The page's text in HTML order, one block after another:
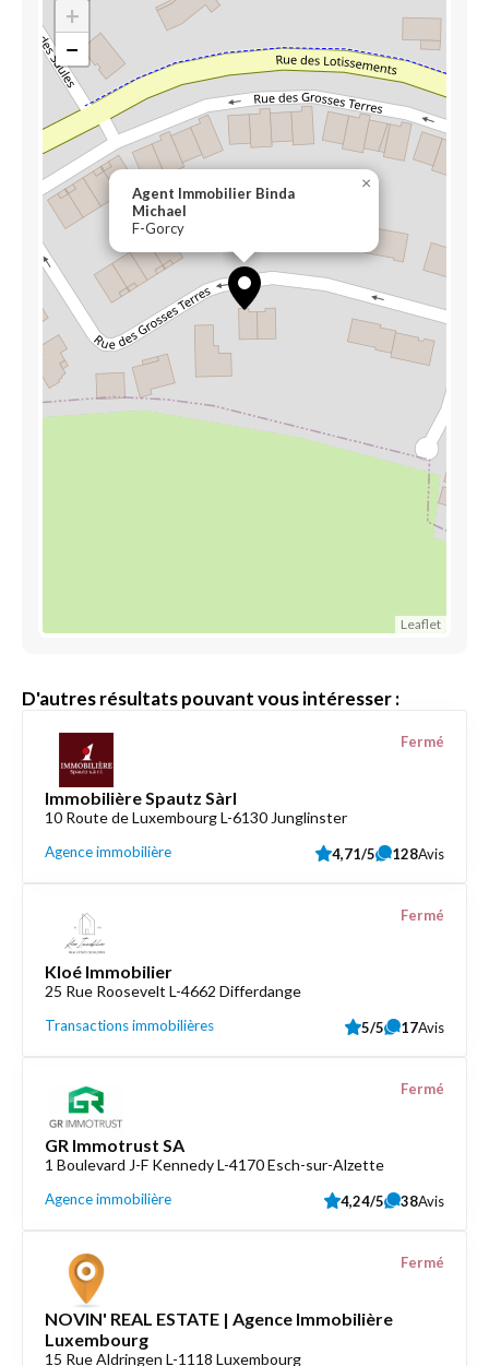
Agent Immobilier Binda
Michael
F-Gorcy
×
+
−
Leaflet
D'autres résultats pouvant vous intéresser :
Immobilière Spautz Sàrl
10 Route de Luxembourg L-6130 Junglinster
Agence immobilière
Fermé
4,71/5 128Avis
Kloé Immobilier
25 Rue Roosevelt L-4662 Differdange
Transactions immobilières
Fermé
5/5 17Avis
GR Immotrust SA
1 Boulevard J-F Kennedy L-4170 Esch-sur-Alzette
Agence immobilière
Fermé
4,24/5 38Avis
NOVIN' REAL ESTATE | Agence Immobilière
Luxembourg
15 Rue Aldringen L-1118 Luxembourg
Fermé